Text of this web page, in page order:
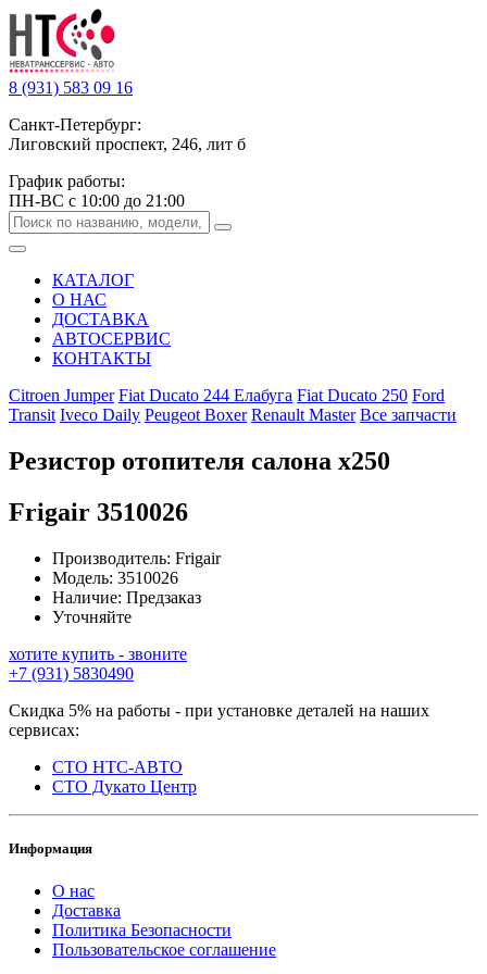
8 (931) 583 09 16
Санкт-Петербург:
Лиговский проспект, 246, лит б
График работы:
ПН-ВС с 10:00 до 21:00
КАТАЛОГ
О НАС
ДОСТАВКА
АВТОСЕРВИС
КОНТАКТЫ
Citroen Jumper Fiat Ducato 244 Елабуга Fiat Ducato 250 Ford
Transit Iveco Daily Peugeot Boxer Renault Master Все запчасти
Резистор отопителя салона х250
Frigair 3510026
Производитель: Frigair
Модель: 3510026
Наличие: Предзаказ
Уточняйте
хотите купить - звоните
+7 (931) 5830490
Скидка 5% на работы - при установке деталей на наших
сервисах:
СТО НТС-АВТО
СТО Дукато Центр
Информация
О нас
Доставка
Политика Безопасности
Пользовательское соглашение